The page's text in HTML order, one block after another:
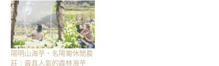
陽明山海芋。名陽匍休閒農
莊｜最具人氣的森林海芋